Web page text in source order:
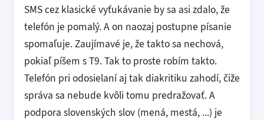
SMS cez klasické vyťukávanie by sa asi zdalo, že
telefón je pomalý. A on naozaj postupne písanie
spomaľuje. Zaujímavé je, že takto sa nechová,
pokiaľ píšem s T9. Tak to proste robím takto.
Telefón pri odosielaní aj tak diakritiku zahodí, čiže
správa sa nebude kvôli tomu predražovať. A
podpora slovenských slov (mená, mestá, ...) je